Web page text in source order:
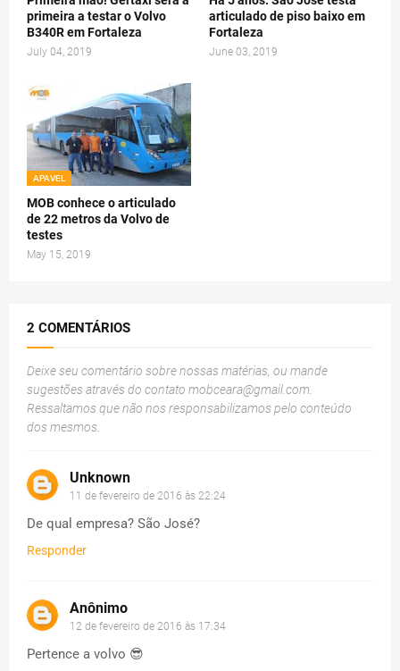
primeira a testar o Volvo
B340R em Fortaleza
July 04, 2019
articulado de piso baixo em
Fortaleza
June 03, 2019
APAVEL
MOB conhece o articulado
de 22 metros da Volvo de
testes
May 15, 2019
2 COMENTÁRIOS
Deixe seu comentário sobre nossas matérias, ou mande
sugestões através do contato mobceara@gmail.com
Ressaltamos que não nos responsabilizamos pelo conteúdo
dos mesmos.
Unknown
11 de fevereiro de 2016 às 22:24
De qual empresa? São José?
Responder
Anônimo
12 de fevereiro de 2016 às 17:34
Pertence a volvo 😎